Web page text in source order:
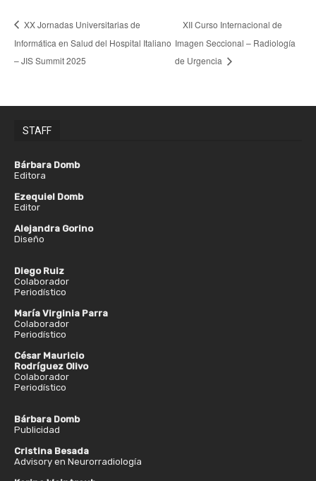
XX Jornadas Universitarias de
Informática en Salud del Hospital Italiano
– JIS Summit 2025
XII Curso Internacional de
Imagen Seccional – Radiología
de Urgencia
STAFF
Bárbara Domb
Editora
Ezequiel Domb
Editor
Alejandra Gorino
Diseño
Diego Ruiz
Colaborador
Periodístico
María Virginia Parra
Colaborador
Periodístico
César Mauricio
Rodríguez Olivo
Colaborador
Periodístico
Bárbara Domb
Publicidad
Cristina Besada
Advisory en Neurorradiología